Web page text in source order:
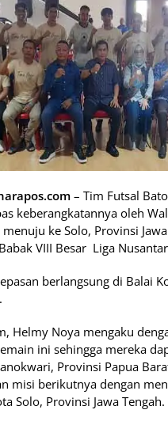
– Tim Futsal
keberangkatannya oleh
ke Solo, Provinsi
VIII Besar Liga
berlangsung di Balai
Helmy Noya mengaku
ini sehingga mereka
Provinsi Papua
misi berikutnya dengan
Solo, Provinsi Jawa Tengah.